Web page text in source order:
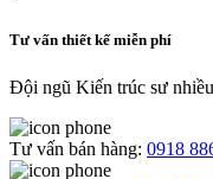
Tư vấn thiết kế miễn phí
Đội ngũ Kiến trúc sư
Tư vấn bán hàng: 0918